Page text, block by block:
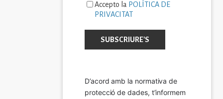
Accepto la POLÍTICA DE
PRIVACITAT
D’acord amb la normativa de
protecció de dades, t’informem